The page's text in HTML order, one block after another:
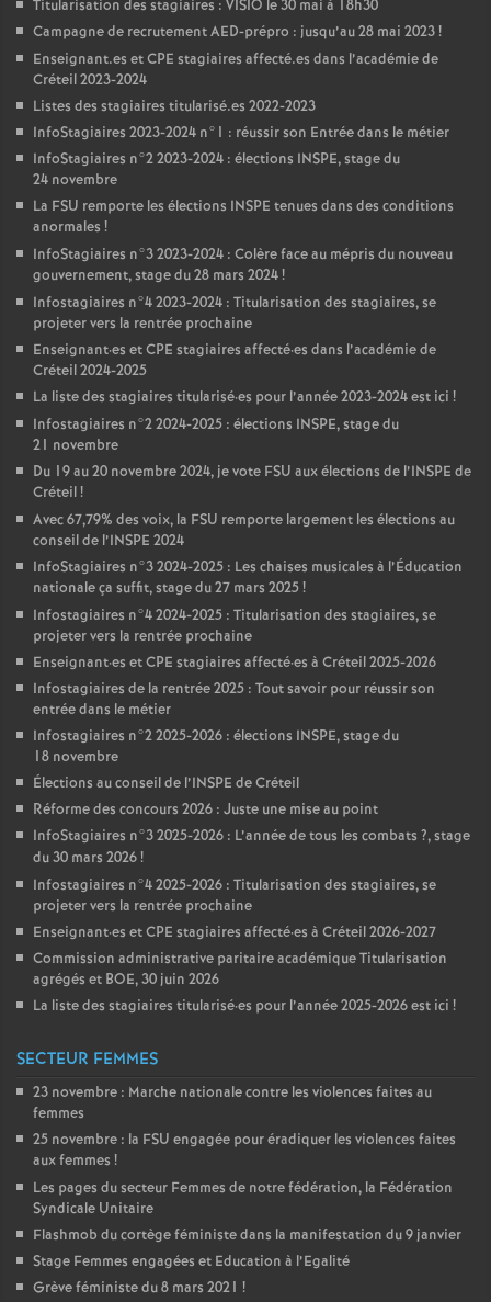
Titularisation des stagiaires : VISIO le 30 mai à 18h30
Campagne de recrutementAED-prépro : jusqu’au 28 mai 2023!
Enseignant.es etCPE stagiaires affecté.es dans l’académie de
Créteil 2023-2024
Listes des stagiaires titularisé.es 2022-2023
InfoStagiaires 2023-2024 n°1 : réussir son Entrée dans le métier
InfoStagiaires n°2 2023-2024 : élections INSPE, stage du
24 novembre
La FSU remporte les élections INSPE tenues dans des conditions
anormales !
InfoStagiaires n°3 2023-2024 : Colère face au mépris du nouveau
gouvernement, stage du 28 mars 2024!
Infostagiaires n°4 2023-2024 : Titularisation des stagiaires, se
projeter vers la rentrée prochaine
Enseignant·es etCPE stagiaires affecté·es dans l’académie de
Créteil 2024-2025
La liste des stagiaires titularisé·es pour l’année 2023-2024 est ici !
Infostagiaires n°2 2024-2025 : élections INSPE, stage du
21 novembre
Du 19 au 20 novembre 2024, je vote FSU aux élections de l’INSPE de
Créteil!
Avec 67,79% des voix, la FSU remporte largement les élections au
conseil de l’INSPE 2024
InfoStagiaires n°3 2024-2025 : Les chaises musicales à l’Éducation
nationale ça suffit, stage du 27 mars 2025!
Infostagiaires n°4 2024-2025 : Titularisation des stagiaires, se
projeter vers la rentrée prochaine
Enseignant·es etCPE stagiaires affecté·es à Créteil 2025-2026
Infostagiaires de la rentrée 2025 : Tout savoir pour réussir son
entrée dans le métier
Infostagiaires n°2 2025-2026 : élections INSPE, stage du
18 novembre
Élections au conseil de l’INSPE de Créteil
Réforme des concours 2026 : Juste une mise au point
InfoStagiaires n°3 2025-2026 : L’année de tous les combats ?, stage
du 30 mars 2026!
Infostagiaires n°4 2025-2026 : Titularisation des stagiaires, se
projeter vers la rentrée prochaine
Enseignant·es etCPE stagiaires affecté·es à Créteil 2026-2027
Commission administrative paritaire académique Titularisation
agrégés et BOE, 30 juin 2026
La liste des stagiaires titularisé·es pour l’année 2025-2026 est ici !
SECTEUR FEMMES
23 novembre : Marche nationale contre les violences faites au
femmes
25 novembre : la FSU engagée pour éradiquer les violences faites
aux femmes !
Les pages du secteur Femmes de notre fédération, la Fédération
Syndicale Unitaire
Flashmob du cortège féministe dans la manifestation du 9 janvier
Stage Femmes engagées et Education à l’Egalité
Grève féministe du 8 mars 2021 !